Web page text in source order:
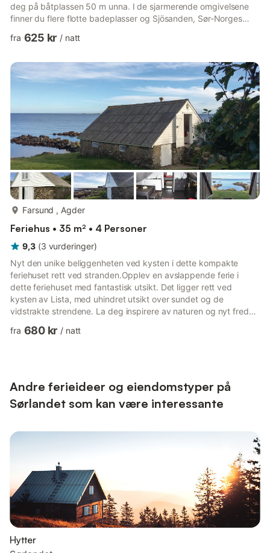
deg på båtplassen 50 m unna. I de sjarmerende omgivelsene
finner du flere flotte badeplasser og Sjösanden, Sør-Norges
fra 625 kr / natt
Farsund , Agder
Feriehus • 35 m² • 4 Personer
9,3 (3 vurderinger)
Nyt den unike beliggenheten ved kysten i dette kompakte
feriehuset rett ved stranden.Opplev en avslappende ferie i
dette feriehuset med fantastisk utsikt. Det ligger rett ved
kysten av Lista, med uhindret utsikt over sundet og de
vidstrakte strendene. La deg inspirere av naturen og nyt freden
vegger skaper en avslappet atmosfære. Bruk den lille
hagen me...
fra 680 kr / natt
Andre ferieideer og eiendomstyper på
Sørlandet som kan være interessante
Hytter